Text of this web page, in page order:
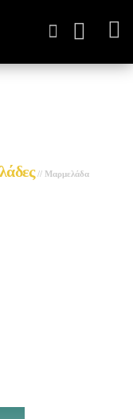
// Μαρμελάδα